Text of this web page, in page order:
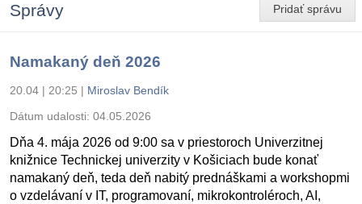
Pridať správu
Správy
Namakaný deň 2026
20.04 | 20:25 | Miroslav Bendík
Dátum udalosti: 04.05.2026
Dňa 4. mája 2026 od 9:00 sa v priestoroch Univerzitnej
knižnice Technickej univerzity v Košiciach bude konať
namakaný deň, teda deň nabitý prednáškami a workshopmi
o vzdelávaní v IT, programovaní, mikrokontroléroch, AI,